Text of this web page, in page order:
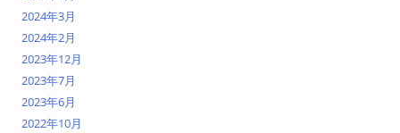
2024年3月
2024年2月
2023年12月
2023年7月
2023年6月
2022年10月